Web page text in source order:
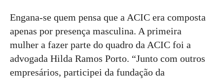
Engana-se quem pensa que a ACIC era composta
apenas por presença masculina. A primeira
mulher a fazer parte do quadro da ACIC foi a
advogada Hilda Ramos Porto. “Junto com outros
empresários, participei da fundação da